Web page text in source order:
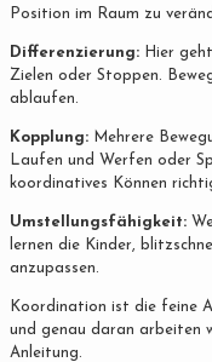
Position im Raum zu
Differenzierung: Hier
Zielen oder Stoppen.
ablaufen.
Kopplung: Mehrere
Laufen und Werfen oder
koordinatives Können
Umstellungsfähigkeit:
lernen die Kinder,
anzupassen.
Koordination ist die feine
und genau daran arbeiten
Anleitung.